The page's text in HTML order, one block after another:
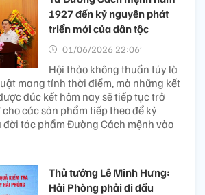
1927 đến kỷ nguyên phát
triển mới của dân tộc
01/06/2026 22:06’
Hội thảo không thuần túy là
mang tính thời điểm, mà những kết
đúc kết hôm nay sẽ tiếp tục trở
các sản phẩm tiếp theo để kỷ
đời tác phẩm Đường Cách mệnh vào
Thủ tướng Lê Minh Hưng:
Hải Phòng phải đi đầu